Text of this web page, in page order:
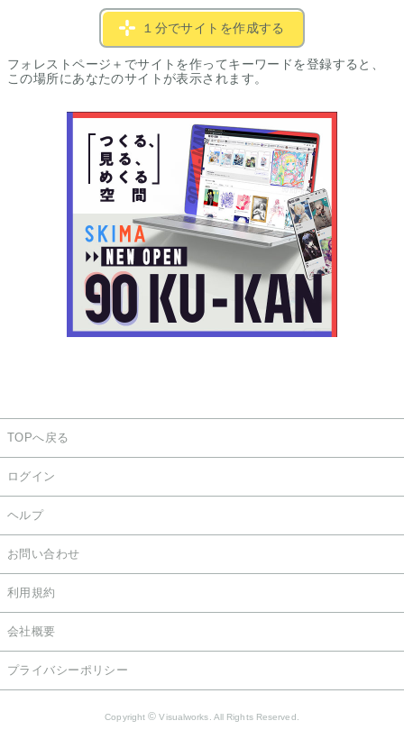
１分でサイトを作成する
フォレストページ＋でサイトを作ってキーワードを登録すると、
この場所にあなたのサイトが表示されます。
TOPへ戻る
ログイン
ヘルプ
お問い合わせ
利用規約
会社概要
プライバシーポリシー
Copyright© Visualworks. All Rights Reserved.